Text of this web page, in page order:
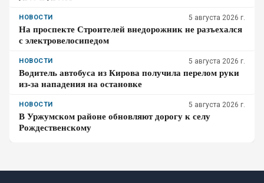
НОВОСТИ 5 августа 2026 г.
На проспекте Строителей внедорожник не разъехался
с электровелосипедом
НОВОСТИ 5 августа 2026 г.
Водитель автобуса из Кирова получила перелом руки
из-за нападения на остановке
НОВОСТИ 5 августа 2026 г.
В Уржумском районе обновляют дорогу к селу
Рождественскому